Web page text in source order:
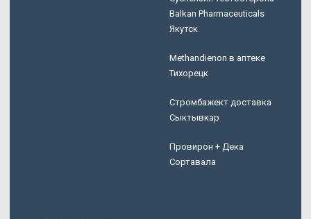
Balkan Pharmaceuticals
Якутск
Methandienon в аптеке
Тихорецк
Стромбажект доставка
Сыктывкар
Провирон + Дека
Сортавала